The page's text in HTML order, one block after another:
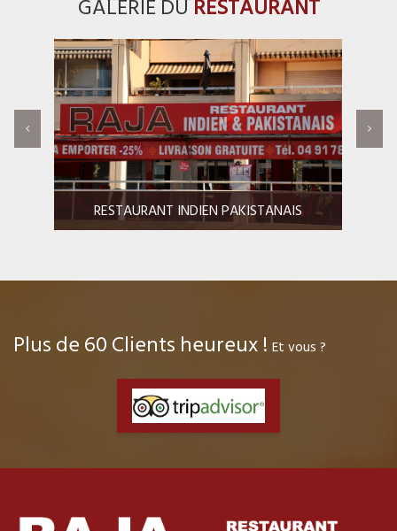
GALERIE DU RESTAURANT
RESTAURANT INDIEN PAKISTANAIS
Plus de60Clients heureux ! Et vous ?